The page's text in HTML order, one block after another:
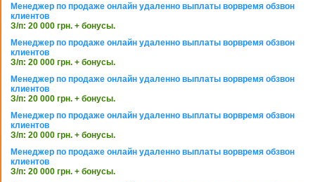
Менеджер по продаже онлайн удаленно выплаты ворвремя обзвон
клиентов
З/п: 20 000 грн. + бонусы.
Менеджер по продаже онлайн удаленно выплаты ворвремя обзвон
клиентов
З/п: 20 000 грн. + бонусы.
Менеджер по продаже онлайн удаленно выплаты ворвремя обзвон
клиентов
З/п: 20 000 грн. + бонусы.
Менеджер по продаже онлайн удаленно выплаты ворвремя обзвон
клиентов
З/п: 20 000 грн. + бонусы.
Менеджер по продаже онлайн удаленно выплаты ворвремя обзвон
клиентов
З/п: 20 000 грн. + бонусы.